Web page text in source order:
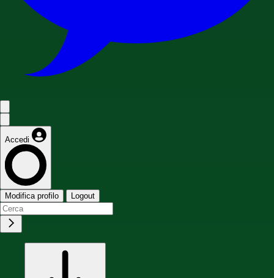
Accedi
Modifica profilo Logout